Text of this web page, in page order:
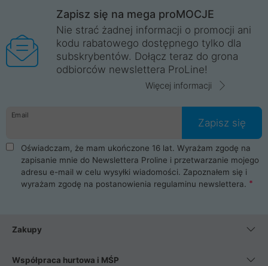
Wrocław, Poznań, Legnica, Katowice, Gliwice, Kalisz, Bytom,
Trzebnica, Opole. Szybka i profesjonalna obsługa!
ProLine to polska firma ze 100% polskim kapitałem. Działamy
legalnie i płacimy podatki w naszym kraju! Posiadamy siedzibę
główną w Mirkowie oraz salony na terenie kraju. Cała
komunikacja ze sklepem komputerowym ProLine jest
danych osobowych. Dlatego zakup notebooka albo laptopa w
ProLine to czysta przyjemność i pełne bezpieczeństwo.
Zaopatrzysz się u nas w akcesoria i części komputerowe
takie jak procesory, karty graficzne, płyty główne, pamięci,
dyski SSD, M.2 oraz HDD. Nasi pracownicy pomogą Ci wybrać
najlepszy zasilacz komputerowy oraz obudowę do komputera.
Poza komputerami mamy również najlepsze na rynku
Smartfony takich producentów jak Xiaomi, Apple, Samsung i
wentylatory. Na koniec mając już to wszystko, możesz
Zapisz się na mega proMOCJE
Nie strać żadnej informacji o promocji ani
kodu rabatowego dostępnego tylko dla
subskrybentów. Dołącz teraz do grona
odbiorców newslettera ProLine!
Więcej informacji
Email
Zapisz się
Oświadczam, że mam ukończone 16 lat. Wyrażam zgodę na
zapisanie mnie do Newslettera Proline i przetwarzanie mojego
adresu e-mail w celu wysyłki wiadomości. Zapoznałem się i
wyrażam zgodę na postanowienia regulaminu newslettera.
Zakupy
Współpraca hurtowa i MŚP